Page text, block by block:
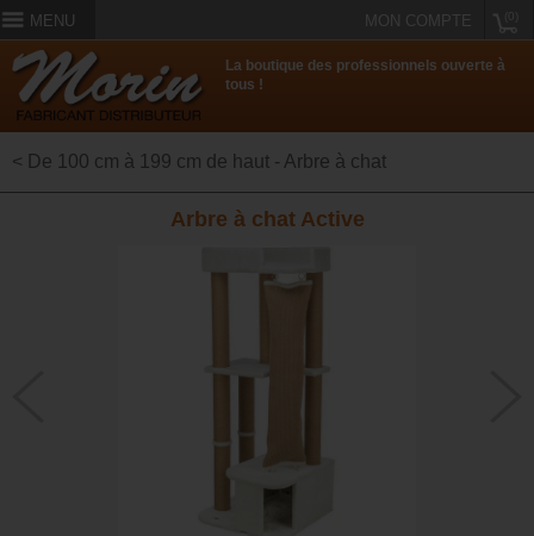
MENU MON COMPTE
La boutique des professionnels ouverte à
tous !
< De 100 cm à 199 cm de haut - Arbre à chat
Arbre à chat Active